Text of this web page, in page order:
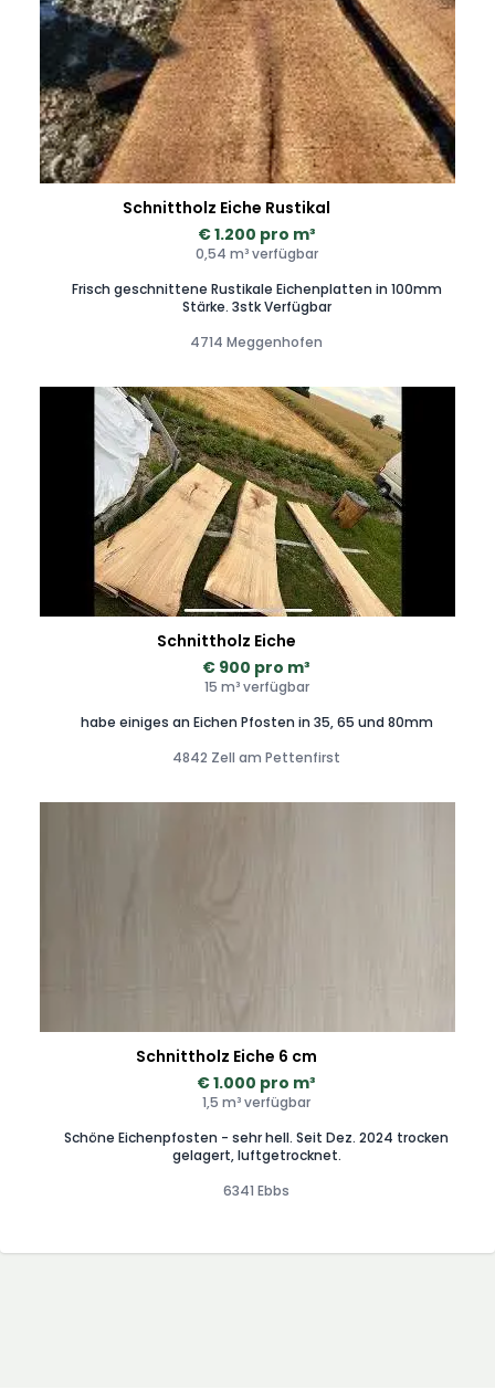
Schnittholz Eiche Rustikal
€ 1.200 pro m³
0,54 m³ verfügbar
Frisch geschnittene Rustikale Eichenplatten in 100mm
Stärke. 3stk Verfügbar
4714 Meggenhofen
Schnittholz Eiche
€ 900 pro m³
15 m³ verfügbar
habe einiges an Eichen Pfosten in 35, 65 und 80mm
4842 Zell am Pettenfirst
Schnittholz Eiche 6 cm
€ 1.000 pro m³
1,5 m³ verfügbar
Schöne Eichenpfosten - sehr hell. Seit Dez. 2024 trocken
gelagert, luftgetrocknet.
6341 Ebbs